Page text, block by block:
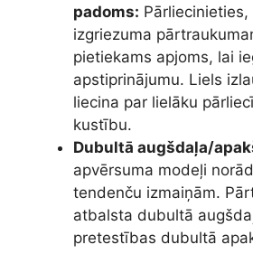
padoms: Pārliecinieties,
izgriezuma
pietiekams apjoms, lai
apstiprinājumu. Liels
liecina par lielāku
kustību.
Dubultā augšdaļa/
apvērsuma modeļi
tendenču izmaiņām.
atbalsta dubultā
pretestības dubultā